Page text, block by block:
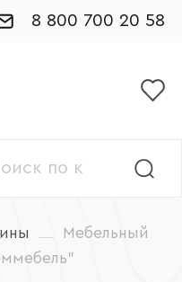
8 800 700 20 58
Мебельный